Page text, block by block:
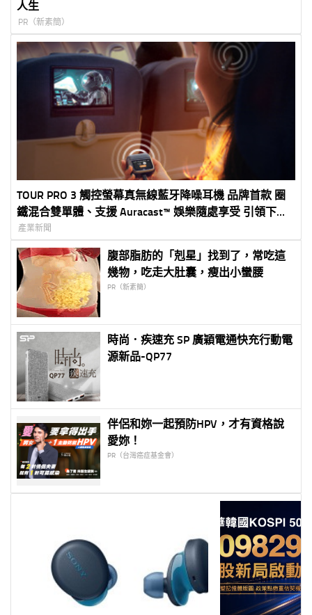
人生
PR（新素簡）
TOUR PRO 3 觸控螢幕真無線藍牙降噪耳機 品牌首款 圈
鐵混合雙單體、支援 Auracast™ 娛樂隨處享受 引領下一
代 TWS 耳機
產業新聞
腹部脂肪的「剋星」找到了，常吃這
幾物，吃走大肚囊，瘦出小蠻腰
PR（新素簡）
時尚．疾速充 SP 廣穎電通快充行動電
源新品-QP77
伴侶和妳一起預防HPV，才有資格說
愛妳！
PR（台灣癌症基金會）